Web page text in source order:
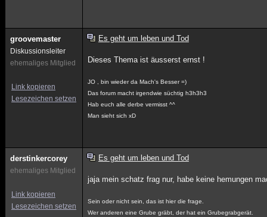
groovemaster
Diskussionsleiter
ehemaliges Mitglied
Link kopieren
Lesezeichen setzen
Es geht um leben und Tod
Dieses Thema ist äusserst ernst !
JO , bin wieder da Mach's Besser =)
Das forum macht irgendwie süchtig h3h3h3
Hab euch alle derbe vermisst ^^
Man sieht sich xD
derstinkercorey
ehemaliges Mitglied
Link kopieren
Lesezeichen setzen
Es geht um leben und Tod
jaja mein schatz frag nur, habe keine hemungen
Sein oder nicht sein, das ist hier die frage.
Wer anderen eine Grube gräbt, der hat ein Grubegrabgerät.